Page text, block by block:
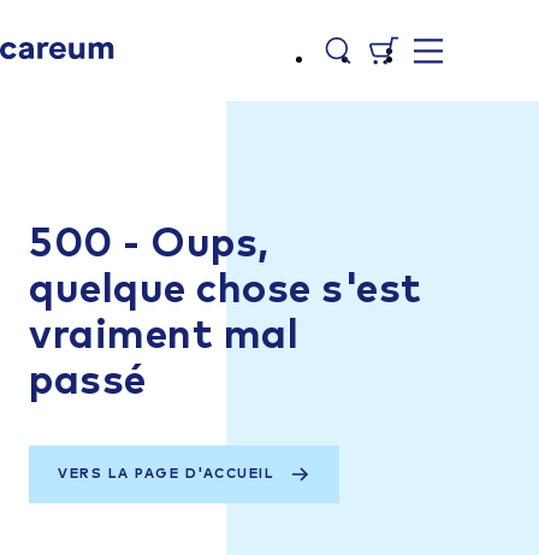
500 - Oups,
quelque chose s'est
vraiment mal
passé
VERS LA PAGE D'ACCUEIL